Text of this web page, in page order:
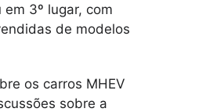
3º lugar, com
de modelos
os carros MHEV
sobre a